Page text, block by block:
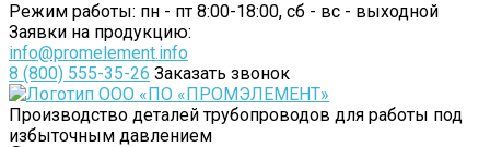
Режим работы: пн - пт 8:00-18:00, сб - вс - выходной
Заявки на продукцию:
info@promelement.info
8 (800) 555-35-26 Заказать звонок
Производство деталей трубопроводов для работы под
избыточным давлением